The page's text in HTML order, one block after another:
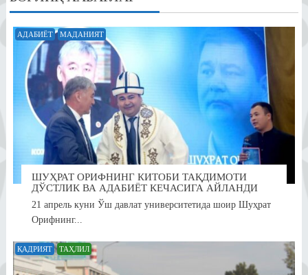
АДАБИЁТ МАДАНИЯТ
ШУҲРАТ ОРИФНИНГ КИТОБИ ТАҚДИМОТИ
ДЎСТЛИК ВА АДАБИЁТ КЕЧАСИГА АЙЛАНДИ
21 апрель куни Ўш давлат университетида шоир Шуҳрат
Орифнинг...
ҚАДРИЯТ ТАҲЛИЛ